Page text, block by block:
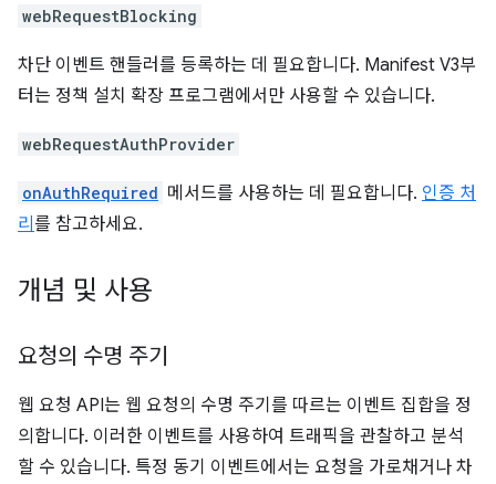
webRequestBlocking
차단 이벤트 핸들러를 등록하는 데 필요합니다. Manifest V3부
터는 정책 설치 확장 프로그램에서만 사용할 수 있습니다.
webRequestAuthProvider
onAuthRequired 메서드를 사용하는 데 필요합니다. 인증 처
리 를 참고하세요.
개념 및 사용
요청의 수명 주기
웹 요청 API는 웹 요청의 수명 주기를 따르는 이벤트 집합을 정
의합니다. 이러한 이벤트를 사용하여 트래픽을 관찰하고 분석
할 수 있습니다. 특정 동기 이벤트에서는 요청을 가로채거나 차